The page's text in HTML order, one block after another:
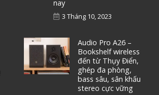
nay
3 Tháng 10, 2023
Audio Pro A26 –
Bookshelf wireless
đến từ Thụy Điển,
ghép đa phòng,
bass sâu, sân khấu
stereo cực vững